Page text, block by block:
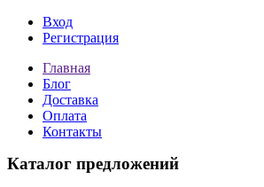
Вход
Регистрация
Главная
Блог
Доставка
Оплата
Контакты
Каталог предложений